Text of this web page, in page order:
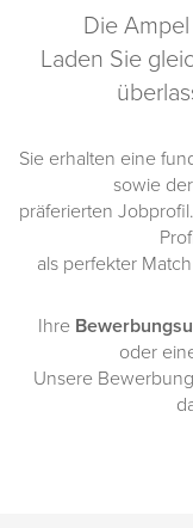
Die
Laden Sie
Sie erhalten eine
sowie
präferierten
als perfekter
Ihre
oder
Unsere